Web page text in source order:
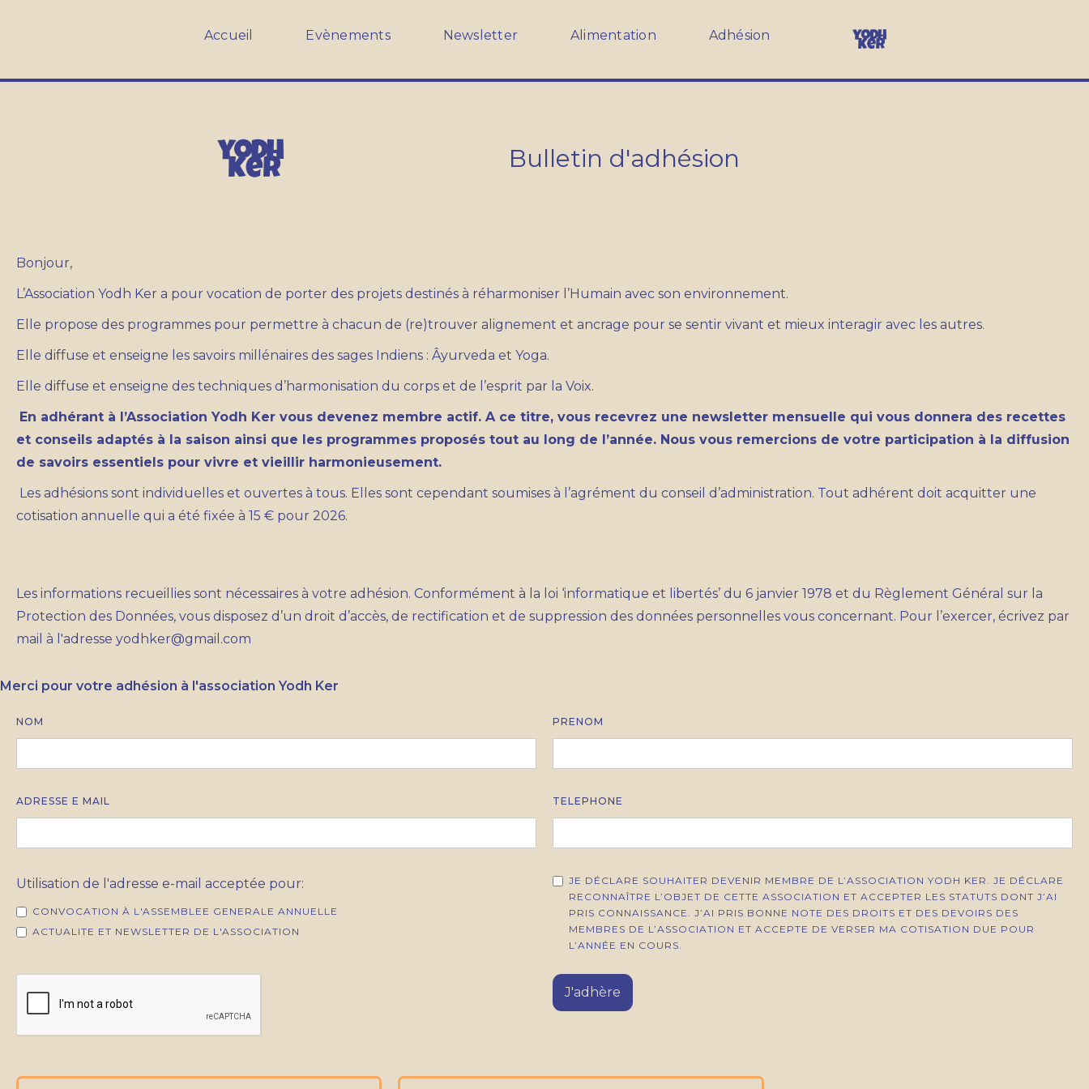
Accueil Evènements Newsletter Alimentation Adhésion
Bulletin d'adhésion
Bonjour,
L’Association Yodh Ker a pour vocation de porter des projets destinés à réharmoniser l’Humain avec son environnement.
Elle propose des programmes pour permettre à chacun de (re)trouver alignement et ancrage pour se sentir vivant et mieux interagir avec les autres.
Elle diffuse et enseigne les savoirs millénaires des sages Indiens : Âyurveda et Yoga.
Elle diffuse et enseigne des techniques d’harmonisation du corps et de l’esprit par la Voix.
En adhérant à l’Association Yodh Ker vous devenez membre actif. A ce titre, vous recevrez une newsletter mensuelle qui vous donnera des recettes
et conseils adaptés à la saison ainsi que les programmes proposés tout au long de l’année. Nous vous remercions de votre participation à la diffusion
de savoirs essentiels pour vivre et vieillir harmonieusement.
Les adhésions sont individuelles et ouvertes à tous. Elles sont cependant soumises à l’agrément du conseil d’administration. Tout adhérent doit acquitter une
cotisation annuelle qui a été fixée à 15 € pour 2026.
Les informations recueillies sont nécessaires à votre adhésion. Conformément à la loi ‘informatique et libertés’ du 6 janvier 1978 et du Règlement Général sur la
Protection des Données, vous disposez d’un droit d’accès, de rectification et de suppression des données personnelles vous concernant. Pour l’exercer, écrivez par
mail à l'adresse yodhker@gmail.com
Merci pour votre adhésion à l'association Yodh Ker
NOM PRENOM
ADRESSE E MAIL TELEPHONE
Utilisation de l'adresse e-mail acceptée pour:
CONVOCATION À L'ASSEMBLEE GENERALE ANNUELLE
ACTUALITE ET NEWSLETTER DE L'ASSOCIATION
JE DÉCLARE SOUHAITER DEVENIR MEMBRE DE L’ASSOCIATION YODH KER. JE DÉCLARE
RECONNAÎTRE L’OBJET DE CETTE ASSOCIATION ET ACCEPTER LES STATUTS DONT J’AI
PRIS CONNAISSANCE. J’AI PRIS BONNE NOTE DES DROITS ET DES DEVOIRS DES
MEMBRES DE L’ASSOCIATION ET ACCEPTE DE VERSER MA COTISATION DUE POUR
L’ANNÉE EN COURS.